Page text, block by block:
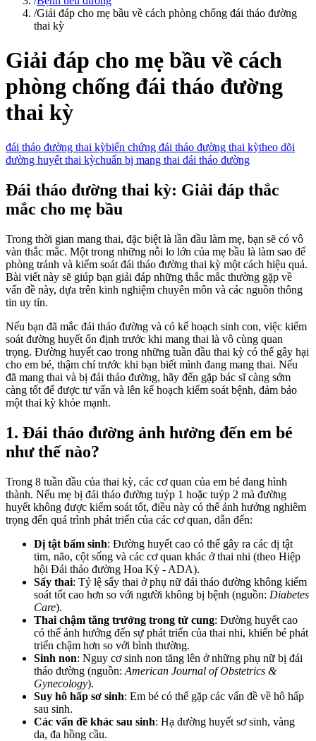
/Giải đáp cho mẹ bầu về cách phòng chống đái tháo đường
thai kỳ
Giải đáp cho mẹ bầu về cách
phòng chống đái tháo đường
thai kỳ
đái tháo đường thai kỳbiến chứng đái tháo đường thai kỳtheo dõi
đường huyết thai kỳchuẩn bị mang thai đái tháo đường
Đái tháo đường thai kỳ: Giải đáp thắc
mắc cho mẹ bầu
Trong thời gian mang thai, đặc biệt là lần đầu làm mẹ, bạn sẽ có vô
vàn thắc mắc. Một trong những nỗi lo lớn của mẹ bầu là làm sao để
phòng tránh và kiểm soát đái tháo đường thai kỳ một cách hiệu quả.
Bài viết này sẽ giúp bạn giải đáp những thắc mắc thường gặp về
vấn đề này, dựa trên kinh nghiệm chuyên môn và các nguồn thông
tin uy tín.
Nếu bạn đã mắc đái tháo đường và có kế hoạch sinh con, việc kiểm
soát đường huyết ổn định trước khi mang thai là vô cùng quan
trọng. Đường huyết cao trong những tuần đầu thai kỳ có thể gây hại
cho em bé, thậm chí trước khi bạn biết mình đang mang thai. Nếu
đã mang thai và bị đái tháo đường, hãy đến gặp bác sĩ càng sớm
càng tốt để được tư vấn và lên kế hoạch kiểm soát bệnh, đảm bảo
một thai kỳ khỏe mạnh.
1. Đái tháo đường ảnh hưởng đến em bé
như thế nào?
Trong 8 tuần đầu của thai kỳ, các cơ quan của em bé đang hình
thành. Nếu mẹ bị đái tháo đường tuýp 1 hoặc tuýp 2 mà đường
huyết không được kiểm soát tốt, điều này có thể ảnh hưởng nghiêm
trọng đến quá trình phát triển của các cơ quan, dẫn đến:
Dị tật bẩm sinh: Đường huyết cao có thể gây ra các dị tật
tim, não, cột sống và các cơ quan khác ở thai nhi (theo Hiệp
hội Đái tháo đường Hoa Kỳ - ADA).
Sẩy thai: Tỷ lệ sẩy thai ở phụ nữ đái tháo đường không kiểm
soát tốt cao hơn so với người không bị bệnh (nguồn: Diabetes
Care).
Thai chậm tăng trưởng trong tử cung: Đường huyết cao
có thể ảnh hưởng đến sự phát triển của thai nhi, khiến bé phát
triển chậm hơn so với bình thường.
Sinh non: Nguy cơ sinh non tăng lên ở những phụ nữ bị đái
tháo đường (nguồn: American Journal of Obstetrics &
Gynecology).
Suy hô hấp sơ sinh: Em bé có thể gặp các vấn đề về hô hấp
sau sinh.
Các vấn đề khác sau sinh: Hạ đường huyết sơ sinh, vàng
da, đa hồng cầu.